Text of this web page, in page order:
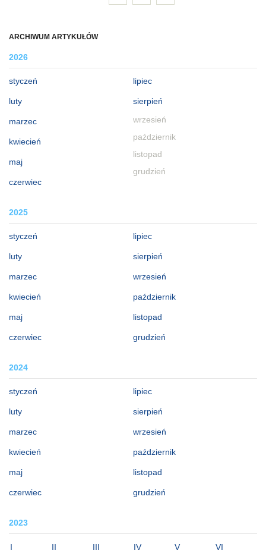
ARCHIWUM ARTYKUŁÓW
2026
styczeń
luty
marzec
kwiecień
maj
czerwiec
lipiec
sierpień
wrzesień
październik
listopad
grudzień
2025
styczeń
luty
marzec
kwiecień
maj
czerwiec
lipiec
sierpień
wrzesień
październik
listopad
grudzień
2024
styczeń
luty
marzec
kwiecień
maj
czerwiec
lipiec
sierpień
wrzesień
październik
listopad
grudzień
2023
I II III IV V VI